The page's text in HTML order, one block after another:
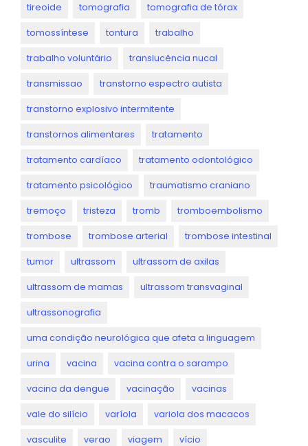
tireoide tomografia tomografia de tórax
tomossíntese tontura trabalho
trabalho voluntário translucência nucal
transmissao transtorno espectro autista
transtorno explosivo intermitente
transtornos alimentares tratamento
tratamento cardíaco tratamento odontológico
tratamento psicológico traumatismo craniano
tremoço tristeza tromb tromboembolismo
trombose trombose arterial trombose intestinal
tumor ultrassom ultrassom de axilas
ultrassom de mamas ultrassom transvaginal
ultrassonografia
uma condição neurológica que afeta a linguagem
urina vacina vacina contra o sarampo
vacina da dengue vacinação vacinas
vale do silício varíola variola dos macacos
vasculite verao viagem vício